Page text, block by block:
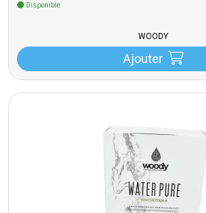
Disponible
WOODY
Ajouter